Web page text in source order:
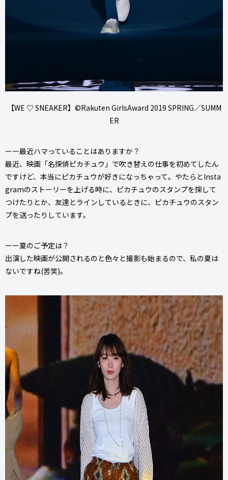
【WE ♡ SNEAKER】©Rakuten GirlsAward 2019 SPRING／SUMM
ER
ーー最近ハマっていることはありますか？
最近、映画「名探偵ピカチュウ」で吹き替えの仕事を初めてしたん
ですけど、本当にピカチュウが好きになっちゃって。やたらとInsta
gramのストーリーを上げる時に、ピカチュウのスタンプを探して
つけたりとか、友達とラインしているときに、ピカチュウのスタン
プを送ったりしています。
ーー夏のご予定は？
出演した映画が公開されるのと色々と撮影も始まるので、私の夏は
ないですね(苦笑)。